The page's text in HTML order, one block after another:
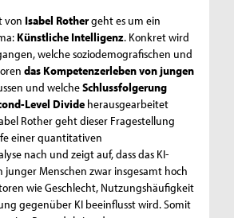
von Isabel Rothergeht es um ein
Künstliche Intelligenz. Konkret wird
welche soziodemografischen und
das Kompetenzerleben von jungen
und welcheSchlussfolgerung
Level Divide herausgearbeitet
Rother geht dieser Fragestellung
einer quantitativen
nach und zeigt auf, dass das KI-
junger Menschen zwar insgesamt hoch
wie Geschlecht, Nutzungshäufigkeit
gegenüber KI beeinflusst wird. Somit